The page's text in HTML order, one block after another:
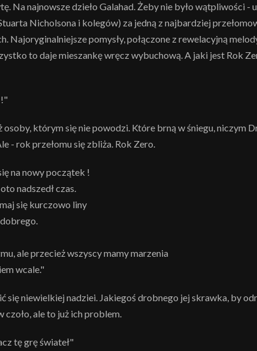
Na najnowsze dzieło Galahad. Żeby nie było wątpliwości -
Nicholsona i kolegów) za jedną z najbardziej
Najoryginalniejsze pomysły, połączone z rewelacyjną
to daje mieszankę wręcz wybuchową. A jaki jest Rok
osoby, którym się nie powodzi. Które brną w śniegu, niczym
- rok przełomu się zbliża. Rok Zero.
na nowy początek !
nadszedł czas.
się kurczowo liny
ale przecież wszyscy mamy marzenia
wcale."
się niewielkiej nadziei. Jakiegoś drobnego jej skrawka, by
czoło, ale to już ich problem.
tę grę świateł"